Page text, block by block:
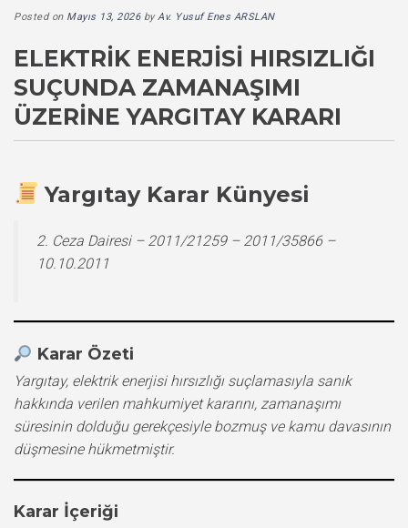
Posted on Mayıs 13, 2026byAv. Yusuf Enes ARSLAN
ELEKTRIK ENERJISI HIRSIZLIĞI
SUÇUNDA ZAMANAŞIMI
ÜZERINE YARGITAY KARARI
Yargıtay Karar Künyesi
2. Ceza Dairesi – 2011/21259 – 2011/35866 –
10.10.2011
Karar Özeti
Yargıtay, elektrik enerjisi hırsızlığı suçlamasıyla sanık
hakkında verilen mahkumiyet kararını, zamanaşımı
süresinin dolduğu gerekçesiyle bozmuş ve kamu davasının
düşmesine hükmetmiştir.
Karar İçeriği